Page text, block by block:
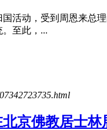
活动，受到周恩来总
至此，...
京佛教居士林